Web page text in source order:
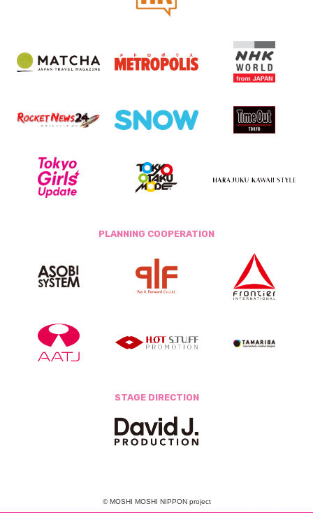
PLANNING COOPERATION
STAGE DIRECTION
© MOSHI MOSHI NIPPON project